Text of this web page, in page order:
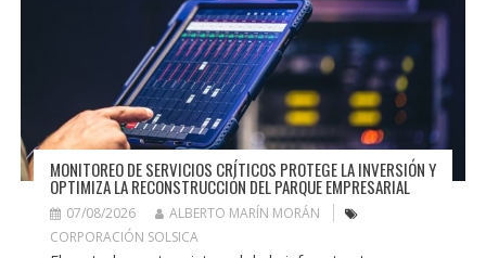
MONITOREO DE SERVICIOS CRÍTICOS PROTEGE LA INVERSIÓN Y
OPTIMIZA LA RECONSTRUCCIÓN DEL PARQUE EMPRESARIAL
07/08/2026
ALBERTO MARÍN MORÁN
CORPORACIÓN SOLSICA